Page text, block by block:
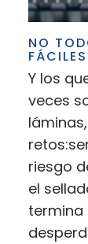
NO
Y los
veces
riesgo
el
termina